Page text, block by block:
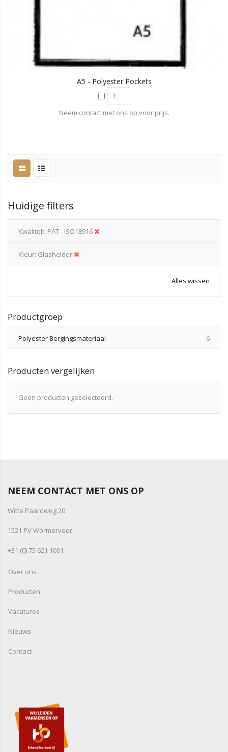
A5 - Polyester Pockets
Neem contact met ons op voor prijs.
Huidige filters
Kwaliteit PAT - ISO18916
Kleur Glashelder
Alles wissen
Productgroep
Polyester Bergingsmateriaal 6
Producten vergelijken
Geen producten geselecteerd.
NEEM CONTACT MET ONS OP
Witte Paardweg 20
1521 PV Wormerveer
+31 (0) 75 621 1001
Over ons
Producten
Vacatures
Nieuws
Contact